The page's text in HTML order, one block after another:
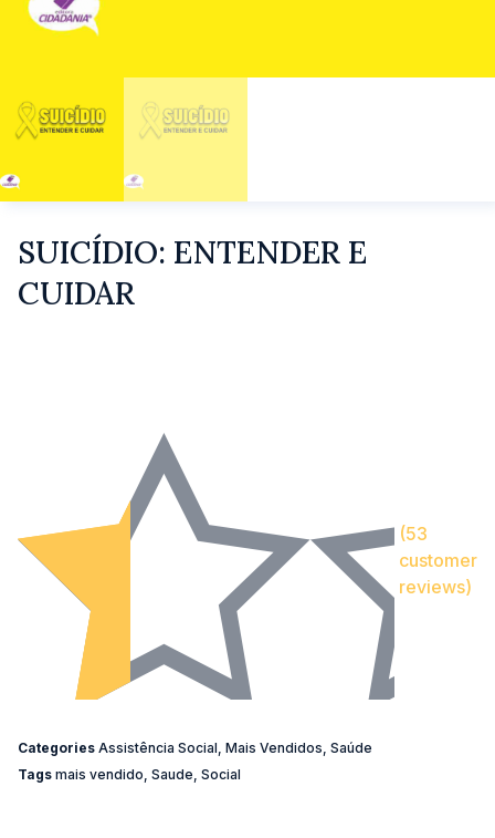
SUICÍDIO: ENTENDER E
CUIDAR
(53
customer
reviews)
Categories Assistência Social, Mais Vendidos, Saúde
Tags mais vendido, Saude, Social